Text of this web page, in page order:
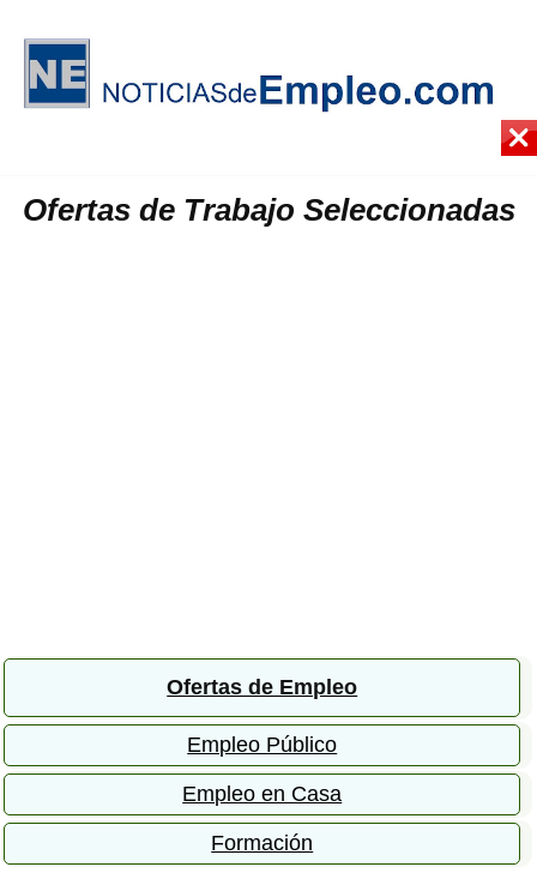
Ofertas de Trabajo Seleccionadas
Ofertas de Empleo
Empleo Público
Empleo en Casa
Formación